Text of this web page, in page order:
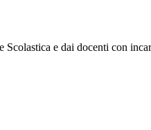
e dai docenti con